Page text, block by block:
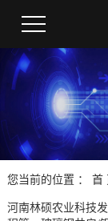
您当前的位置 ： 首
河南林硕农业科技